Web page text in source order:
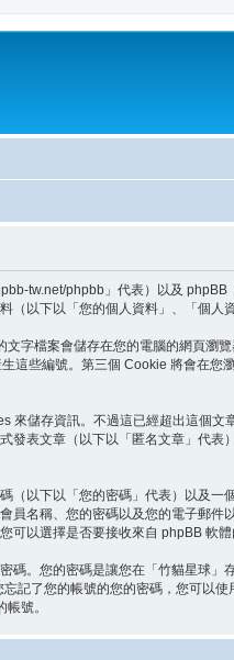
tw.net/phpbb」代表）以及 phpBB
以下以「您的個人資料」、「個人
字檔案會儲存在您的電腦的網頁瀏
些編號。第三個 Cookie 將會在您
儲存資訊。不過這已經超出這個
表文章（以下以「匿名文章」代
以下以「您的密碼」代表）以及
名稱、您的密碼以及您的電子郵
以選擇是否要接收來自 phpBB 軟體
。您的密碼是讓您在「竹貓星球
記了您的帳號的您的密碼，您可以
號。